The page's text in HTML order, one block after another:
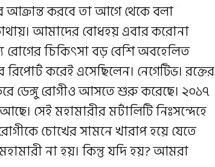
করবে তা আগে থেকে বলা
আমাদের বোধহয় এবার করোনা
রোগের চিকিৎসা বড় বেশি অবহেলিত
করেই এসেছিলেন। নেগেটিভ। রক্তের
ডেঙ্গু রোগীও আসতে শুরু করেছে। ২০১৭
সেই মহামারীর মর্টালিটি নিঃসন্দেহে
চোখের সামনে খারাপ হয়ে যেতে
না হয়। কিন্তু যদি হয়? আমরা